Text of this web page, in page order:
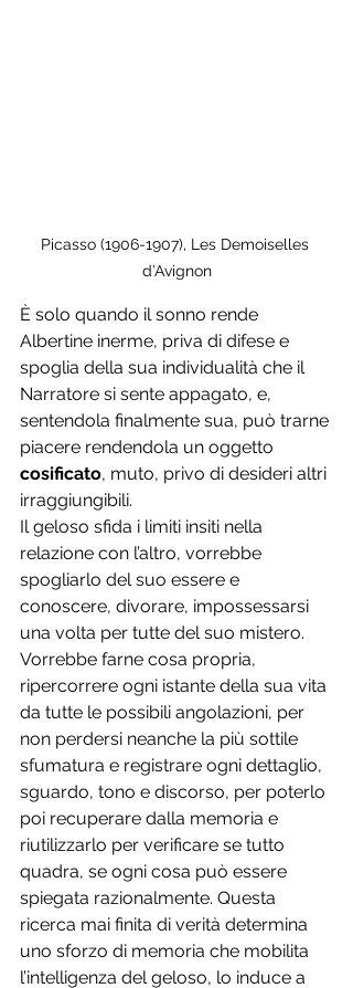
Picasso (1906-1907), Les Demoiselles
d’Avignon
È solo quando il sonno rende
Albertine inerme, priva di difese e
spoglia della sua individualità che il
Narratore si sente appagato, e,
sentendola finalmente sua, può trarne
piacere rendendola un oggetto
cosificato, muto, privo di desideri altri
irraggiungibili.
Il geloso sfida i limiti insiti nella
relazione con l’altro, vorrebbe
spogliarlo del suo essere e
conoscere, divorare, impossessarsi
una volta per tutte del suo mistero.
Vorrebbe farne cosa propria,
ripercorrere ogni istante della sua vita
da tutte le possibili angolazioni, per
non perdersi neanche la più sottile
sfumatura e registrare ogni dettaglio,
sguardo, tono e discorso, per poterlo
poi recuperare dalla memoria e
riutilizzarlo per verificare se tutto
quadra, se ogni cosa può essere
spiegata razionalmente. Questa
ricerca mai finita di verità determina
uno sforzo di memoria che mobilita
l’intelligenza del geloso, lo induce a